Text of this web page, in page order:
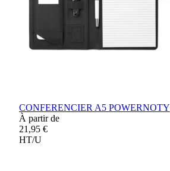
CONFERENCIER A5 POWERNOTY
À partir de
21,95 €
HT/U